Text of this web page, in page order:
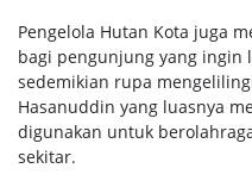
Pengelola Hutan Kota juga
bagi pengunjung yang ingin
sedemikian rupa
Hasanuddin yang luasnya
digunakan untuk
sekitar.